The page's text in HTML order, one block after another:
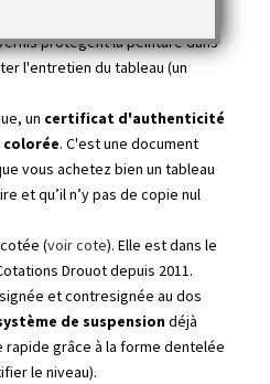
cosmique est aussi
protègent la peinture dans
l'entretien du tableau (un
un certificat d'authenticité
colorée. C'est une document
vous achetez bien un tableau
et qu’il n’y pas de copie nul
(voir cote). Elle est dans le
Drouot depuis 2011.
et contresignée au dos
de suspensiondéjà
rapide grâce à la forme dentelée
le niveau).